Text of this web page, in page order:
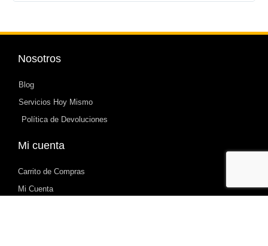
Nosotros
Blog
Servicios Hoy Mismo
Política de Devoluciones
Mi cuenta
Carrito de Compras
Mi Cuenta